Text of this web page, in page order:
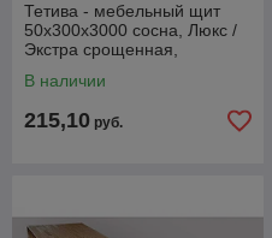
Тетива - мебельный щит
50х300х3000 сосна, Люкс /
Экстра срощенная,
В наличии
215,10 руб.